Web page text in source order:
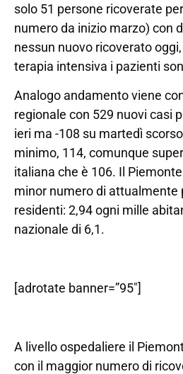
solo 51 persone ricoverate
numero da inizio marzo) con
nessun nuovo ricoverato
terapia intensiva i pazienti
Analogo andamento viene
regionale con 529 nuovi casi
ieri ma -108 su martedì
minimo, 114, comunque
italiana che è 106. Il
minor numero di attualmente
residenti: 2,94 ogni mille
nazionale di 6,1.
[adrotate banner=”95″]
A livello ospedaliere il
con il maggior numero di